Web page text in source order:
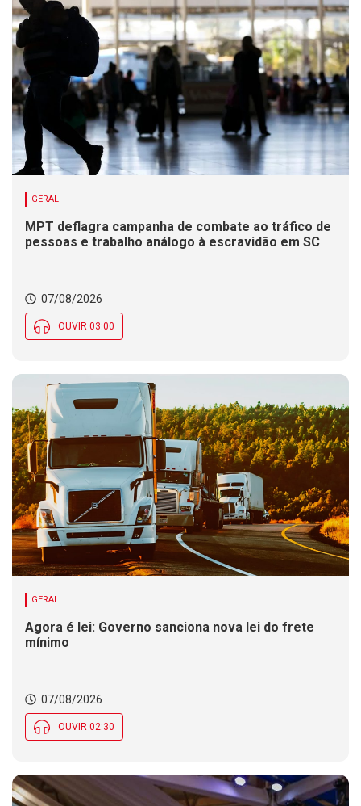
GERAL
MPT deflagra campanha de combate ao tráfico de
pessoas e trabalho análogo à escravidão em SC
07/08/2026
OUVIR 03:00
GERAL
Agora é lei: Governo sanciona nova lei do frete
mínimo
07/08/2026
OUVIR 02:30